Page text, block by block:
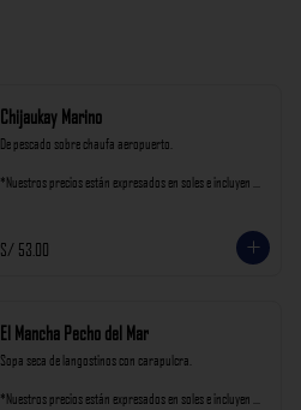
Chijaukay Marino
De pescado sobre chaufa aeropuerto.
*Nuestros precios están expresados en soles e incluyen
S/ 53.00
El Mancha Pecho del Mar
Sopa seca de langostinos con carapulcra.
*Nuestros precios están expresados en soles e incluyen